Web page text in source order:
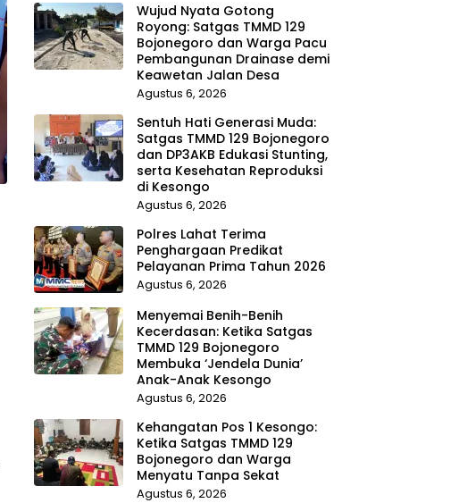
Wujud Nyata Gotong
Royong: Satgas TMMD 129
Bojonegoro dan Warga Pacu
Pembangunan Drainase demi
Keawetan Jalan Desa
Agustus 6, 2026
Sentuh Hati Generasi Muda:
Satgas TMMD 129 Bojonegoro
dan DP3AKB Edukasi Stunting,
serta Kesehatan Reproduksi
di Kesongo
Agustus 6, 2026
Polres Lahat Terima
Penghargaan Predikat
Pelayanan Prima Tahun 2026
Agustus 6, 2026
Menyemai Benih-Benih
Kecerdasan: Ketika Satgas
TMMD 129 Bojonegoro
Membuka ‘Jendela Dunia’
Anak-Anak Kesongo
Agustus 6, 2026
Kehangatan Pos 1 Kesongo:
Ketika Satgas TMMD 129
Bojonegoro dan Warga
Menyatu Tanpa Sekat
Agustus 6, 2026